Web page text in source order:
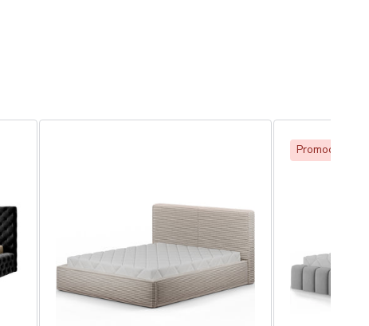
Promocja